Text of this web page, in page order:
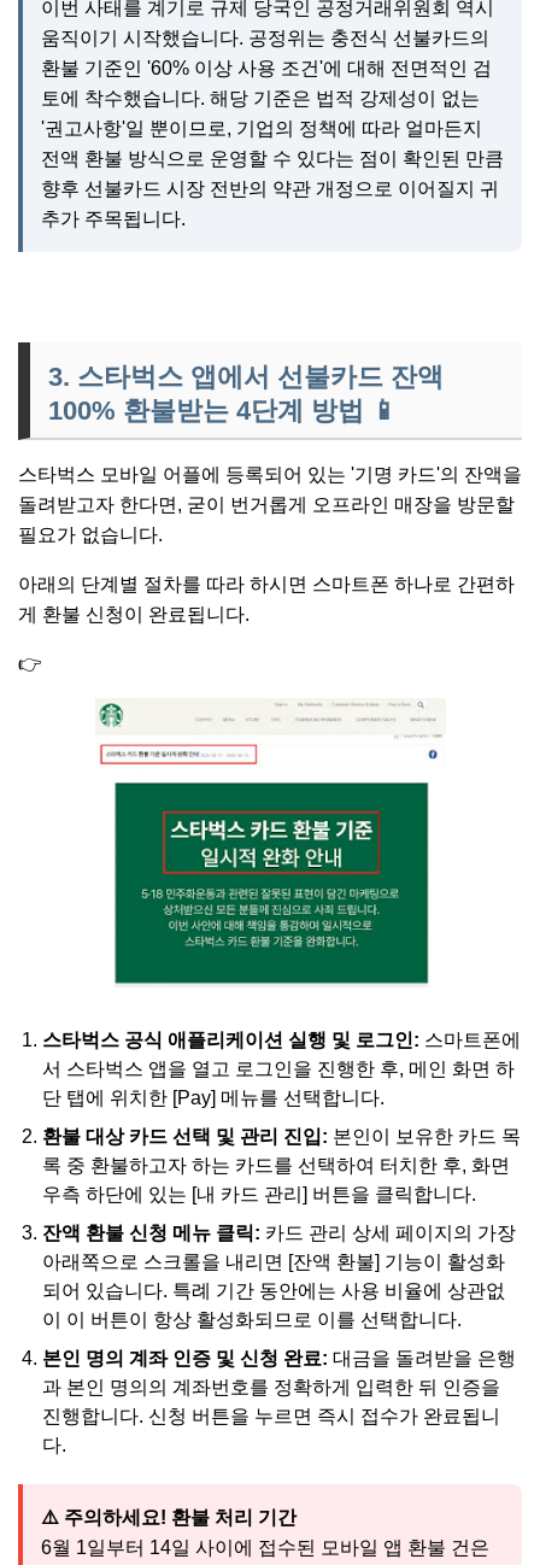
이번 사태를 계기로 규제 당국인 공정거래위원회 역시
움직이기 시작했습니다. 공정위는 충전식 선불카드의
환불 기준인 '60% 이상 사용 조건'에 대해 전면적인 검
토에 착수했습니다. 해당 기준은 법적 강제성이 없는
'권고사항'일 뿐이므로, 기업의 정책에 따라 얼마든지
전액 환불 방식으로 운영할 수 있다는 점이 확인된 만큼
향후 선불카드 시장 전반의 약관 개정으로 이어질지 귀
추가 주목됩니다.
3. 스타벅스 앱에서 선불카드 잔액
100% 환불받는 4단계 방법
📱
스타벅스 모바일 어플에 등록되어 있는 '기명 카드'의 잔액을
돌려받고자 한다면, 굳이 번거롭게 오프라인 매장을 방문할
필요가 없습니다.
아래의 단계별 절차를 따라 하시면 스마트폰 하나로 간편하
게 환불 신청이 완료됩니다.
👉
스타벅스 공식 애플리케이션 실행 및 로그인: 스마트폰에
서 스타벅스 앱을 열고 로그인을 진행한 후, 메인 화면 하
단 탭에 위치한 [Pay] 메뉴를 선택합니다.
환불 대상 카드 선택 및 관리 진입: 본인이 보유한 카드 목
록 중 환불하고자 하는 카드를 선택하여 터치한 후, 화면
우측 하단에 있는 [내 카드 관리] 버튼을 클릭합니다.
잔액 환불 신청 메뉴 클릭: 카드 관리 상세 페이지의 가장
아래쪽으로 스크롤을 내리면 [잔액 환불] 기능이 활성화
되어 있습니다. 특례 기간 동안에는 사용 비율에 상관없
이 이 버튼이 항상 활성화되므로 이를 선택합니다.
본인 명의 계좌 인증 및 신청 완료: 대금을 돌려받을 은행
과 본인 명의의 계좌번호를 정확하게 입력한 뒤 인증을
진행합니다. 신청 버튼을 누르면 즉시 접수가 완료됩니
다.
⚠️ 주의하세요! 환불 처리 기간
6월 1일부터 14일 사이에 접수된 모바일 앱 환불 건은